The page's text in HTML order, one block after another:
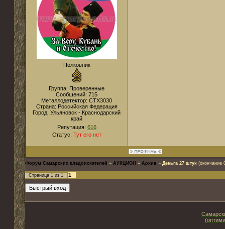
Полковник
Группа: Проверенные
Сообщений: 715
Металлодетектор: CTX3030
Страна: Российская Федерация
Город: Ульяновск - Краснодарский
край
Репутация: 616
Статус: Тут его нет
Форум Самарских кладоискателей » АУКЦИОН » Архив » Деньга 27 штук (окончание
Страница 1 из 1 1